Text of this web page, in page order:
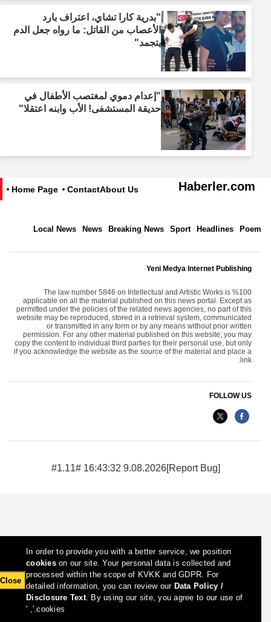
"بدرية كارا تشاي، اعتراف بارد
الأعصاب من القاتل: ما رواه جعل الدم
يتجمد"
"إعدام دموي لمغتصب الأطفال في
حديقة المستشفى! الأب وابنه اعتقلا"
Haberler.com
About Us
Contact
Home Page
Poem
Headlines
Sport
Breaking News
News
Local News
Yeni Medya Internet Publishing
The law number 5846 on Intellectual and Artistic Works is %100
applicable on all the material published on this news portal. Except as
permitted under the policies of the related news agencies, no part of this
website may be reproduced, stored in a retrieval system, communicated
or transmitted in any form or by any means without prior written
permission. For any other material published on this website; you may
copy the content to individual third parties for their personal use, but only
if you acknowledge the website as the source of the material and place a
link.
FOLLOW US
9.08.2026 16:43:32 #1.11#
In order to provide you with a better service, we position
cookieson our site. Your personal data is collected and
processed within the scope of KVKK and GDPR. For
detailed information, you can review ourData Policy /
Disclosure Text. By using our site, you agree to our use of
cookies.', '
Close